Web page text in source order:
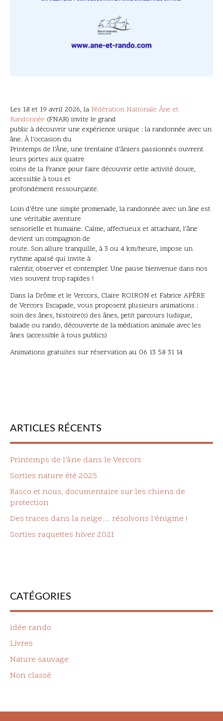
Les 18 et 19 avril 2026, la Fédération Nationale Âne et
Randonnée (FNAR) invite le grand
public à découvrir une expérience unique : la randonnée avec un
âne. À l’occasion du
Printemps de l’Âne, une trentaine d’âniers passionnés ouvrent
leurs portes aux quatre
coins de la France pour faire découvrir cette activité douce,
accessible à tous et
profondément ressourçante.
Loin d’être une simple promenade, la randonnée avec un âne est
une véritable aventure
sensorielle et humaine. Calme, affectueux et attachant, l’âne
devient un compagnon de
route. Son allure tranquille, à 3 ou 4 km/heure, impose un
rythme apaisé qui invite à
ralentir, observer et contempler. Une pause bienvenue dans nos
vies souvent trop rapides !
Dans la Drôme et le Vercors, Claire ROIRON et Fabrice APÈRE
de Vercors Escapade, vous proposent plusieurs animations :
soin des ânes, histoire(s) des ânes, petit parcours ludique,
balade ou rando, découverte de la médiation animale avec les
ânes (accessible à tous publics)
Animations gratuites sur réservation au 06 13 58 31 14
ARTICLES RÉCENTS
Printemps de l’âne dans le Vercors
Sorties nature été 2025
Rasco et nous, documentaire sur les chiens de
protection
Des traces dans la neige… résolvons l’énigme !
Sorties raquettes hiver 2021
CATÉGORIES
idée rando
Livres
Nature sauvage
Non classé